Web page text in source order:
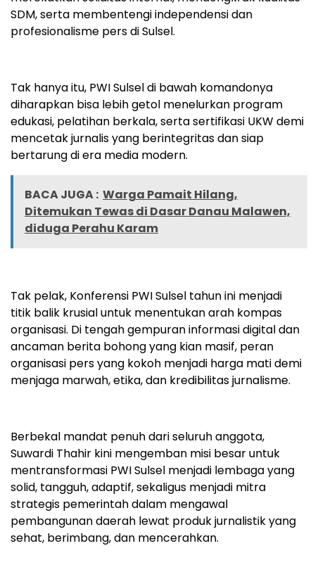
SDM, serta membentengi independensi dan
profesionalisme pers di Sulsel.
Tak hanya itu, PWI Sulsel di bawah komandonya
diharapkan bisa lebih getol menelurkan program
edukasi, pelatihan berkala, serta sertifikasi UKW demi
mencetak jurnalis yang berintegritas dan siap
bertarung di era media modern.
BACA JUGA : Warga Pamait Hilang,
Ditemukan Tewas di Dasar Danau Malawen,
diduga Perahu Karam
Tak pelak, Konferensi PWI Sulsel tahun ini menjadi
titik balik krusial untuk menentukan arah kompas
organisasi. Di tengah gempuran informasi digital dan
ancaman berita bohong yang kian masif, peran
organisasi pers yang kokoh menjadi harga mati demi
menjaga marwah, etika, dan kredibilitas jurnalisme.
Berbekal mandat penuh dari seluruh anggota,
Suwardi Thahir kini mengemban misi besar untuk
mentransformasi PWI Sulsel menjadi lembaga yang
solid, tangguh, adaptif, sekaligus menjadi mitra
strategis pemerintah dalam mengawal
pembangunan daerah lewat produk jurnalistik yang
sehat, berimbang, dan mencerahkan.